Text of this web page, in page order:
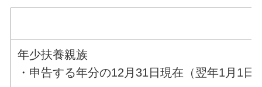
年少扶養親族
・申告する年分の12月31日現在（翌年1月1